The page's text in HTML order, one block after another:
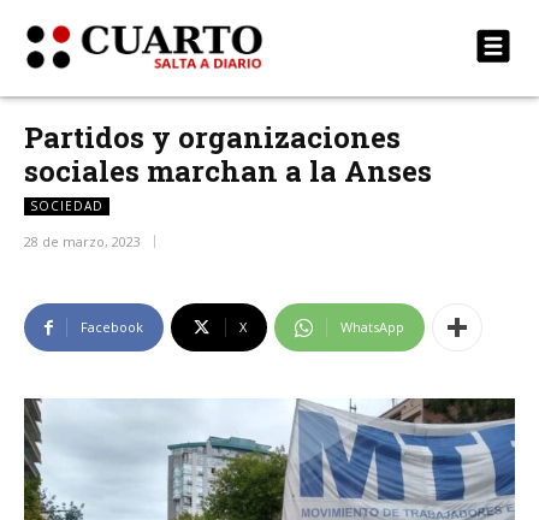
Partidos y organizaciones
sociales marchan a la Anses
SOCIEDAD
28 de marzo, 2023
Facebook X WhatsApp